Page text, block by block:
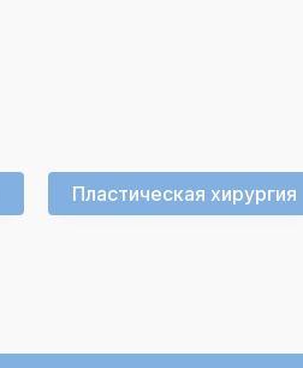
Пластическая хирургия